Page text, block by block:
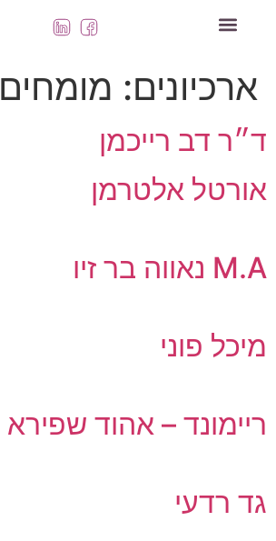
ארכיונים: מומחים
ד״ר דב רייכמן
אורטל אלטרמן
M.A נאווה בר זיו
מיכל פוני
ריימונד – אהוד שפירא
גד רדעי